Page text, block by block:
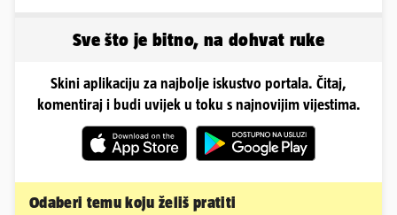
Sve što je bitno, na dohvat ruke
Skini aplikaciju za najbolje iskustvo portala. Čitaj,
komentiraj i budi uvijek u toku s najnovijim vijestima.
Odaberi temu koju želiš pratiti